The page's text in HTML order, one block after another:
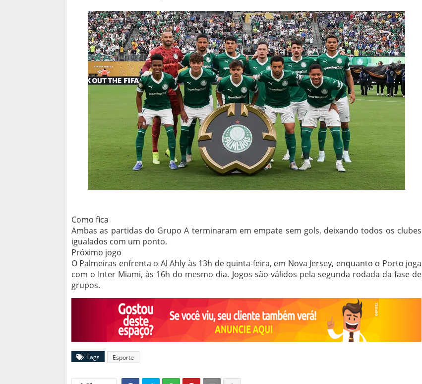
Como fica
Ambas as partidas do Grupo A terminaram em empate sem gols, deixando todos os clubes
igualados com um ponto.
Próximo jogo
O Palmeiras enfrenta o Al Ahly às 13h de quinta-feira, em Nova Jersey, enquanto o Porto joga
com o Inter Miami, às 16h do mesmo dia. Jogos são válidos pela segunda rodada da fase de
grupos.
Tags Esporte